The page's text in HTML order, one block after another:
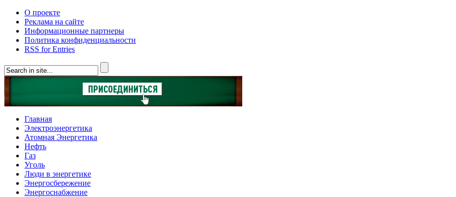
О проекте
Реклама на сайте
Информационные партнеры
Политика конфиденциальности
RSS for Entries
Главная
Электроэнергетика
Атомная Энергетика
Нефть
Газ
Уголь
Люди в энергетике
Энергосбережение
Энергоснабжение